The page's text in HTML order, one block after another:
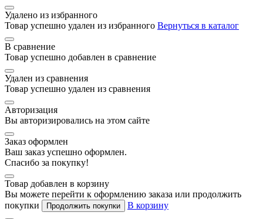
Удалено из избранного
Товар успешно удален из избранного Вернуться в каталог
В сравнение
Товар успешно добавлен в сравнение
Удален из сравнения
Товар успешно удален из сравнения
Авторизация
Вы авторизировались на этом сайте
Заказ оформлен
Ваш заказ успешно оформлен.
Спасибо за покупку!
Товар добавлен в корзину
Вы можете перейти к оформлению заказа или продолжить
покупки
Продолжить покупки В корзину